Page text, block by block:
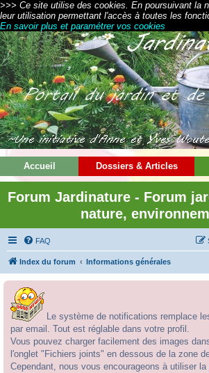
>>> Ce site utilise des cookies. En poursuivant la
leur utilisation permettant l'accès à toutes les
En savoir plus et paramétrer vos cookies
Accueil Dossiers & Articles
Forum Jardinature - Forum
nature,
FAQ
Index du forum Informations générales
Le système de notifications remplace
par email. Tout est réglable dans votre profil.
Vous pouvez charger facilement des images
l'onglet "Fichiers joints" en dessous de la zone
Cependant, nous vous encourageons à utiliser la